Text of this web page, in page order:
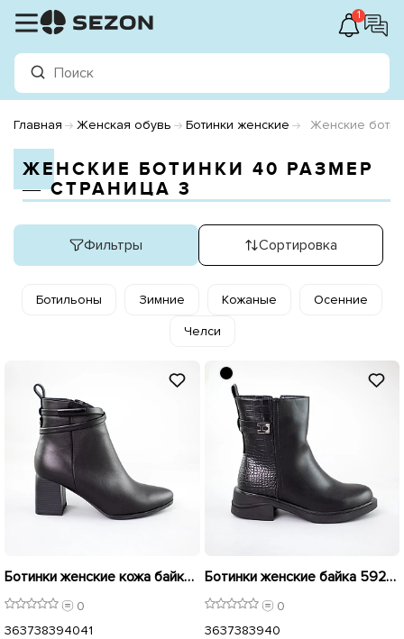
1
Главная Женская обувь Ботинки женские Женские
ЖЕНСКИЕ БОТИНКИ 40 РАЗМЕР
― СТРАНИЦА 3
Фильтры Сортировка
Ботильоны Зимние Кожаные Осенние
Челси
Ботинки женские кожа байка 592646 Черные
0
363738394041
Ботинки женские байка 592937 Черные распродажа
0
3637383940